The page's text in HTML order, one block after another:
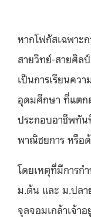
หากโฟกัสเฉพาะ
สายวิทย์-สายศิลป์
เป็นการเรียนคว
อุดมศึกษา ที่แตก
ประกอบอาชีพทัน
พาณิชยการ หรือ
โดยเหตุที่มีการก
ม.ต้น และ ม.ปลา
จุลจอมเกล้าเจ้า